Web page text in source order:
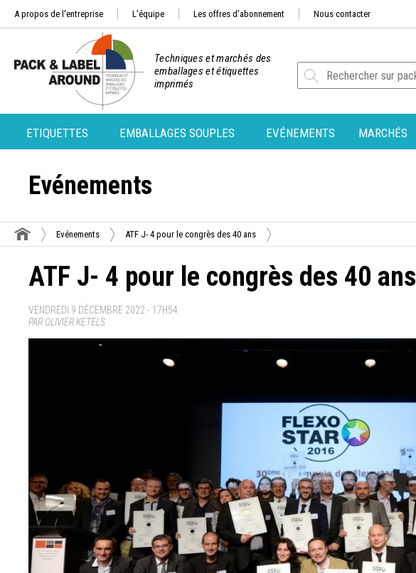
A propos de l'entreprise L'équipe Les offres d'abonnement Nous contacter
Techniques et marchés des
emballages et étiquettes
imprimés
ETIQUETTES EMBALLAGES SOUPLES EVÉNEMENTS MARCHÉS
Evénements
Evénements ATF J- 4 pour le congrès des 40 ans
ATF J- 4 pour le congrès des 40 ans
VENDREDI 9 DÉCEMBRE 2022 - 17H54
PAR OLIVIER KETELS